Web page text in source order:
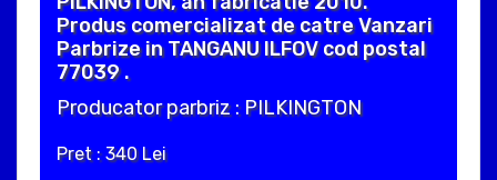
Produs comercializat de catre Vanzari
Parbrize in TANGANU ILFOV cod postal
77039 .
Producator parbriz : PILKINGTON
Pret : 340 Lei